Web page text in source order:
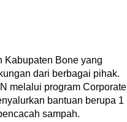
Kabupaten Bone yang
dari berbagai pihak.
melalui program Corporate
bantuan berupa 1
sampah.